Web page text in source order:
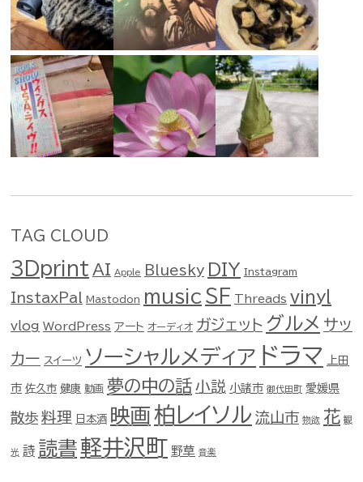
TAG CLOUD
3Dprint AI Apple Bluesky DIY Instagram
InstaxPal Mastodon music SF Threads vinyl
vlog WordPress アート オーディオ ガジェット グルメ サッ
カー スイーツ ソーシャルメディア ドラマ 上田
市 佐久市 健康 動画 夢の中の話 小説 小諸市 御代田町 愛媛県
散歩 料理 日本酒 映画 柏レイソル 流山市 物欲 花 観
光 詩 読書軽井沢町 野草 音楽